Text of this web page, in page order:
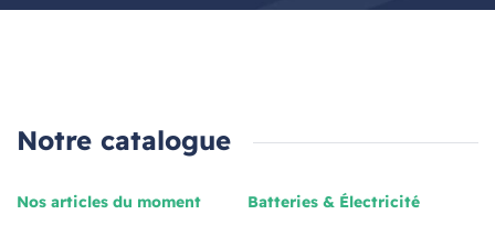
Notre catalogue
Nos articles du moment Batteries & Électricité